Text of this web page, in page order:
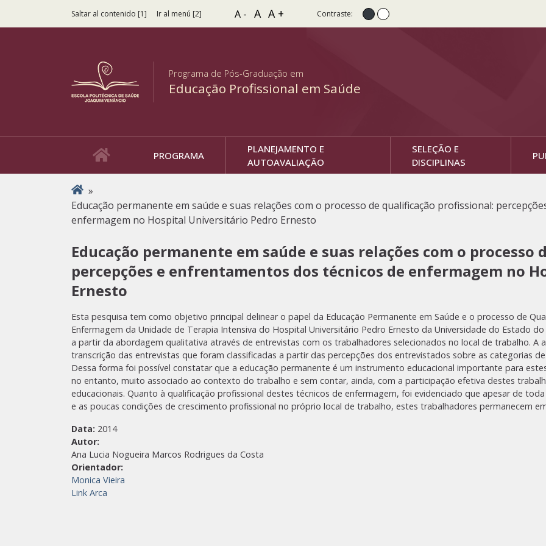
Saltar al contenido [1] Ir al menú [2] A - A A + Contraste: Contraste normal
Alto Contraste
Programa de Pós-Graduação em
Educação Profissional em Saúde
PROGRAMA
PLANEJAMENTO E
AUTOAVALIAÇÃO
SELEÇÃO E
DISCIPLINAS
Usted está aquí
»
Educação permanente em saúde e suas relações com o processo de qualificação profissional:
enfermagem no Hospital Universitário Pedro Ernesto
Educação permanente em saúde e suas relações com o
percepções e enfrentamentos dos técnicos de enfermagem no
Ernesto
Esta pesquisa tem como objetivo principal delinear o papel da Educação Permanente em Saúde e o processo de
Enfermagem da Unidade de Terapia Intensiva do Hospital Universitário Pedro Ernesto da Universidade do Estado
a partir da abordagem qualitativa através de entrevistas com os trabalhadores selecionados no local de trabalho. A
transcrição das entrevistas que foram classificadas a partir das percepções dos entrevistados sobre as categorias
Dessa forma foi possível constatar que a educação permanente é um instrumento educacional importante para
no entanto, muito associado ao contexto do trabalho e sem contar, ainda, com a participação efetiva destes
educacionais. Quanto à qualificação profissional destes técnicos de enfermagem, foi evidenciado que apesar de
e as poucas condições de crescimento profissional no próprio local de trabalho, estes trabalhadores permanecem
Data: 2014
Autor:
Ana Lucia Nogueira Marcos Rodrigues da Costa
Orientador:
Monica Vieira
Link Arca